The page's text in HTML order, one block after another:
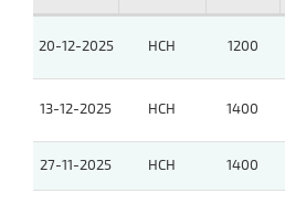
20-12-2025 HCH 1200
13-12-2025 HCH 1400
27-11-2025 HCH 1400